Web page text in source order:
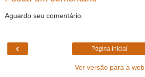
Aguardo seu comentário.
‹ Página inicial
Ver versão para a web